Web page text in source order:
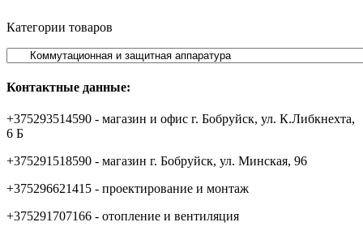
Категории товаров
Контактные данные:
+375293514590 - магазин и офис г. Бобруйск, ул. К.Либкнехта,
6 Б
+375291518590 - магазин г. Бобруйск, ул. Минская, 96
+375296621415 - проектирование и монтаж
+375291707166 - отопление и вентиляция